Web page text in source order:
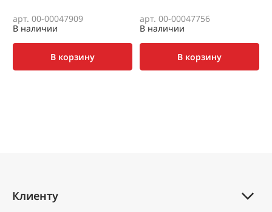
арт. 00-00047909
В наличии
В корзину
арт. 00-00047756
В наличии
В корзину
Клиенту